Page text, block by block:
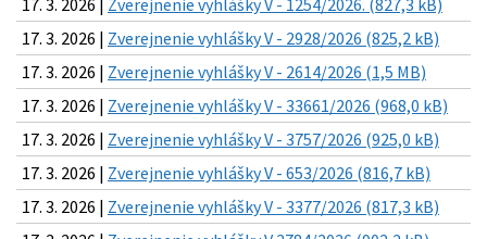
17. 3. 2026 | Zverejnenie vyhlášky V - 2928/2026 (825,2 kB)
17. 3. 2026 | Zverejnenie vyhlášky V - 2614/2026 (1,5 MB)
17. 3. 2026 | Zverejnenie vyhlášky V - 33661/2026 (968,0 kB)
17. 3. 2026 | Zverejnenie vyhlášky V - 3757/2026 (925,0 kB)
17. 3. 2026 | Zverejnenie vyhlášky V - 653/2026 (816,7 kB)
17. 3. 2026 | Zverejnenie vyhlášky V - 3377/2026 (817,3 kB)